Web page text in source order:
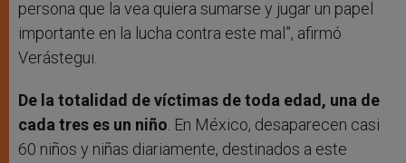
persona que la vea quiera sumarse y jugar un papel
importante en la lucha contra este mal”, afirmó
Verástegui.
De la totalidad de víctimas de toda edad, una de
cada tres es un niño. En México, desaparecen casi
60 niños y niñas diariamente, destinados a este